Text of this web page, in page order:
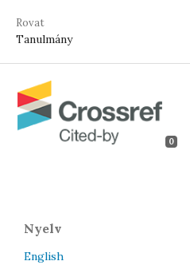
Rovat
Tanulmány
0
Nyelv
English